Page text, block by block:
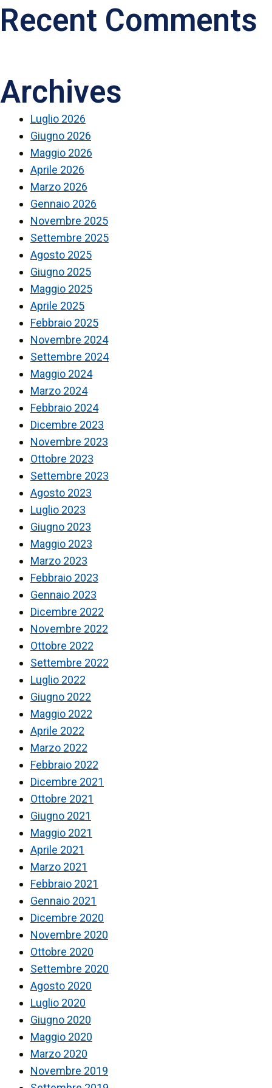
Recent Comments
Archives
Luglio 2026
Giugno 2026
Maggio 2026
Aprile 2026
Marzo 2026
Gennaio 2026
Novembre 2025
Settembre 2025
Agosto 2025
Giugno 2025
Maggio 2025
Aprile 2025
Febbraio 2025
Novembre 2024
Settembre 2024
Maggio 2024
Marzo 2024
Febbraio 2024
Dicembre 2023
Novembre 2023
Ottobre 2023
Settembre 2023
Agosto 2023
Luglio 2023
Giugno 2023
Maggio 2023
Marzo 2023
Febbraio 2023
Gennaio 2023
Dicembre 2022
Novembre 2022
Ottobre 2022
Settembre 2022
Luglio 2022
Giugno 2022
Maggio 2022
Aprile 2022
Marzo 2022
Febbraio 2022
Dicembre 2021
Ottobre 2021
Giugno 2021
Maggio 2021
Aprile 2021
Marzo 2021
Febbraio 2021
Gennaio 2021
Dicembre 2020
Novembre 2020
Ottobre 2020
Settembre 2020
Agosto 2020
Luglio 2020
Giugno 2020
Maggio 2020
Marzo 2020
Novembre 2019